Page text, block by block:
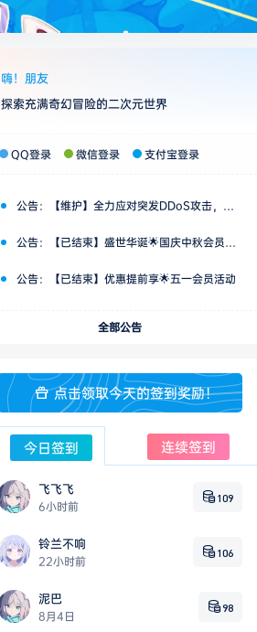
嗨！朋友
探索充满奇幻冒险的二次元世界
QQ登录 微信登录 支付宝登录
公告： 【维护】全力应对突发DDoS攻击，保障网站稳定运行
公告： 【已结束】盛世华诞🌟国庆中秋会员活动
公告： 【已结束】优惠提前享🌟五一会员活动
全部公告
点击领取今天的签到奖励！
今日签到 连续签到
飞飞飞
6小时前
109
铃兰不响
22小时前
106
泥巴
8月4日
98